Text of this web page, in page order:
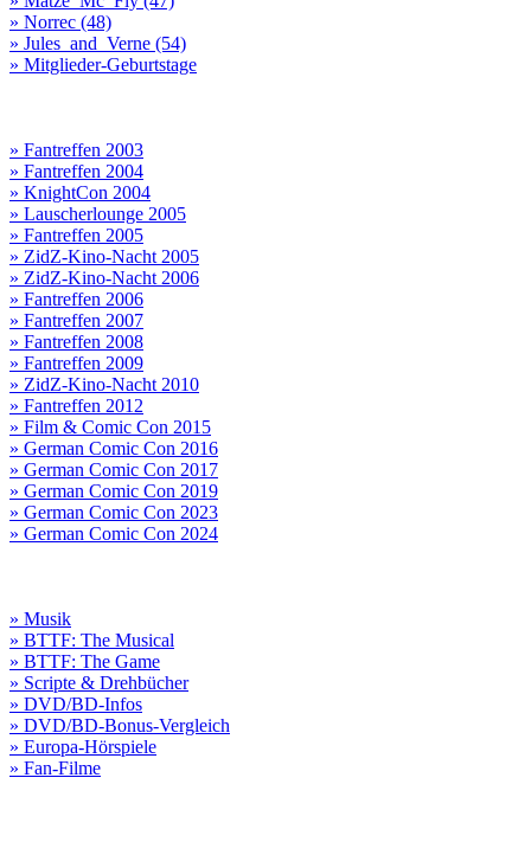
» Norrec (48)
» Jules_and_Verne (54)
» Mitglieder-Geburtstage
» Fantreffen 2003
» Fantreffen 2004
» KnightCon 2004
» Lauscherlounge 2005
» Fantreffen 2005
» ZidZ-Kino-Nacht 2005
» ZidZ-Kino-Nacht 2006
» Fantreffen 2006
» Fantreffen 2007
» Fantreffen 2008
» Fantreffen 2009
» ZidZ-Kino-Nacht 2010
» Fantreffen 2012
» Film & Comic Con 2015
» German Comic Con 2016
» German Comic Con 2017
» German Comic Con 2019
» German Comic Con 2023
» German Comic Con 2024
» Musik
» BTTF: The Musical
» BTTF: The Game
» Scripte & Drehbücher
» DVD/BD-Infos
» DVD/BD-Bonus-Vergleich
» Europa-Hörspiele
» Fan-Filme